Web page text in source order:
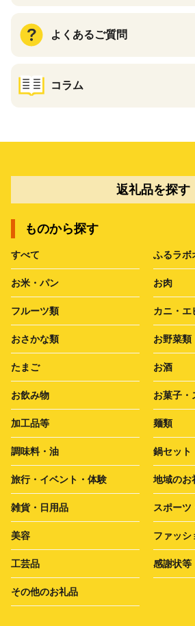
よくあるご質問
コラム
返礼品を探す
ものから探す
すべて ふるラボ
お米・パン お肉
フルーツ類 カニ・エ
おさかな類 お野菜類
たまご お酒
お飲み物 お菓子・
加工品等 麺類
調味料・油 鍋セット
旅行・イベント・体験 地域のお
雑貨・日用品 スポーツ
美容 ファッシ
工芸品 感謝状等
その他のお礼品